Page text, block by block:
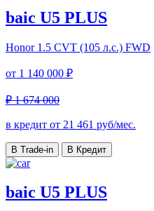
baic U5 PLUS
Honor 1.5 CVT (105 л.с.) FWD
от 1 140 000 ₽
₽ 1 674 000
в кредит от 21 461 руб/мес.
В Trade-in В Кредит
baic U5 PLUS